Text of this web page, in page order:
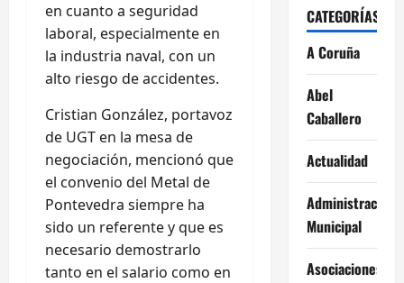
en cuanto a seguridad
laboral, especialmente en
la industria naval, con un
alto riesgo de accidentes.
Cristian González, portavoz
de UGT en la mesa de
negociación, mencionó que
el convenio del Metal de
Pontevedra siempre ha
sido un referente y que es
necesario demostrarlo
tanto en el salario como en
CATEGORÍAS
A Coruña
Abel
Caballero
Actualidad
Administración
Municipal
Asociaciones